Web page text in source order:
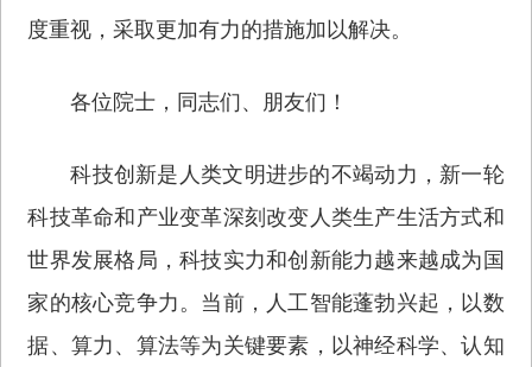
度重视，采取更加有力的措施加以解决。
各位院士，同志们、朋友们！
科技创新是人类文明进步的不竭动力，新一轮
科技革命和产业变革深刻改变人类生产生活方式和
世界发展格局，科技实力和创新能力越来越成为国
家的核心竞争力。当前，人工智能蓬勃兴起，以数
据、算力、算法等为关键要素，以神经科学、认知